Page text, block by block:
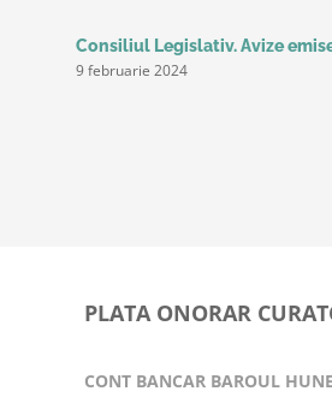
Consiliul Legislativ. Avize
9 februarie 2024
PLATA ONORAR
CONT BANCAR BAROUL